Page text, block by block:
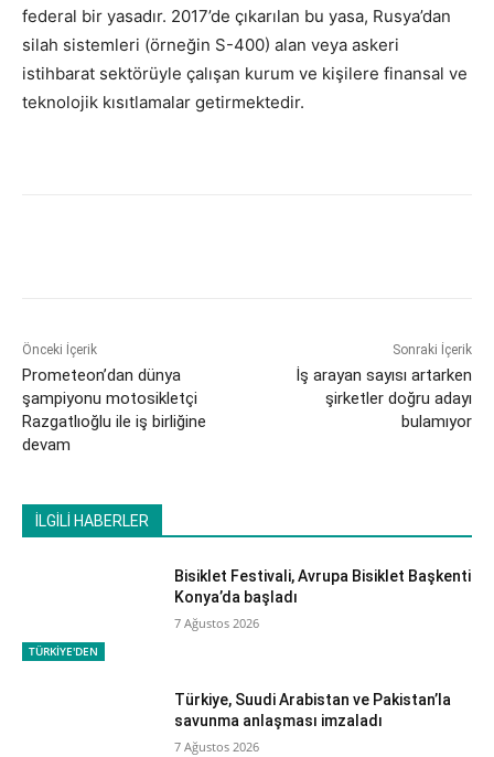
federal bir yasadır. 2017’de çıkarılan bu yasa, Rusya’dan
silah sistemleri (örneğin S-400) alan veya askeri
istihbarat sektörüyle çalışan kurum ve kişilere finansal ve
teknolojik kısıtlamalar getirmektedir.
Önceki İçerik
Prometeon’dan dünya
şampiyonu motosikletçi
Razgatlıoğlu ile iş birliğine
devam
Sonraki İçerik
İş arayan sayısı artarken
şirketler doğru adayı
bulamıyor
İLGİLİ HABERLER
TÜRKİYE'DEN
Bisiklet Festivali, Avrupa Bisiklet Başkenti
Konya’da başladı
7 Ağustos 2026
Türkiye, Suudi Arabistan ve Pakistan’la
savunma anlaşması imzaladı
7 Ağustos 2026